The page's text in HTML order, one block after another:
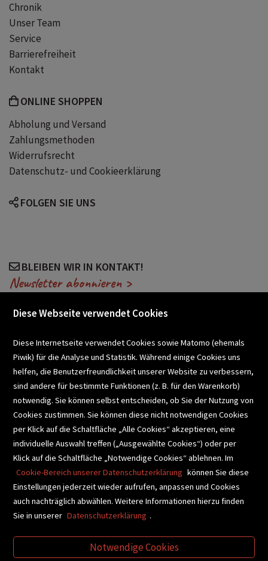
Chronik
Unser Team
Service
Barrierefreiheit
Kontakt
ONLINE SHOPPEN
Abholung und Versand
Zahlungsmethoden
Widerrufsrecht
Datenschutz- und Cookieerklärung
FOLGEN SIE UNS
BLEIBEN WIR IN KONTAKT!
Newsletter abonnieren >
SCHULBUCHSERVICE
BUCHEMPFEHLUNGEN
BIBLIOTHEKSSERVICE
VIDEO-TIPPS
VERTRAG WIDERRUFEN
Diese Webseite verwendet Cookies
Diese Internetseite verwendet Cookies sowie Matomo (ehemals
Piwik) für die Analyse und Statistik. Während einige Cookies uns
helfen, die Benutzerfreundlichkeit unserer Website zu verbessern,
sind andere für bestimmte Funktionen (z. B. für den Warenkorb)
notwendig. Sie können selbst entscheiden, ob Sie der Nutzung von
Cookies zustimmen. Sie können diese nicht notwendigen Cookies
per Klick auf die Schaltfläche „Alle Cookies“ akzeptieren, eine
individuelle Auswahl treffen („Ausgewählte Cookies“) oder per
Klick auf die Schaltfläche „Notwendige Cookies“ ablehnen. Im
Cookie-Bereich unserer Datenschutzerklärung können Sie diese
Einstellungen jederzeit wieder aufrufen, anpassen und Cookies
auch nachträglich abwählen. Weitere Informationen hierzu finden
Sie in unserer Datenschutzerklärung .
Notwendige Cookies